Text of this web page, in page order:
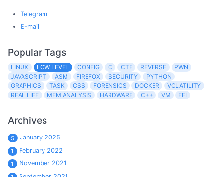
Telegram
E-mail
Popular Tags
LINUX LOW LEVEL CONFIG C CTF REVERSE
PWN
JAVASCRIPT
ASM FIREFOX SECURITY
PYTHON
GRAPHICS
TASK CSS FORENSICS DOCKER
VOLATILITY
REAL LIFE
MEM ANALYSIS HARDWARE C++ VM EFI
Archives
5
January 2025
1
February 2022
1
November 2021